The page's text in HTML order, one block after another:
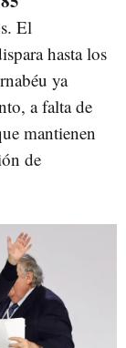
El
hasta los
ya
a falta de
mantienen
de